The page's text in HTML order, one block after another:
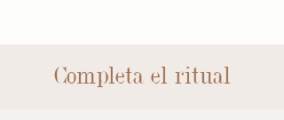
Completa el ritual